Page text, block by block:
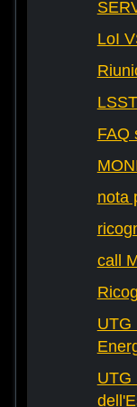
LoI
LSST
FAQ
nota
call
UTG
UTG